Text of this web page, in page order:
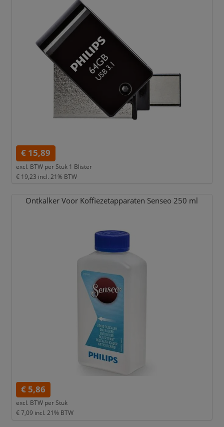
€ 15,89
excl. BTW per Stuk 1 Blister
€ 19,23 incl. 21% BTW
Ontkalker Voor Koffiezetapparaten Senseo 250 ml
€ 5,86
excl. BTW per Stuk
€ 7,09 incl. 21% BTW